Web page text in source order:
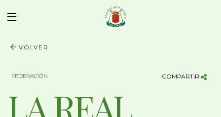
VOLVER
FEDERACIÓN COMPARTIR
LA REAL